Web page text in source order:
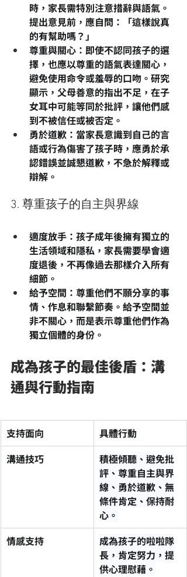
時，家長需特別注意措辭與語氣。
提出意見前，應自問：「這樣說真
的有幫助嗎？」
尊重與關心 ：即使不認同孩子的選
擇，也應以尊重的語氣表達關心，
避免使用命令或羞辱的口吻。研究
顯示，父母善意的指出不足，在子
女耳中可能等同於批評，讓他們感
到不被信任或被否定。
勇於道歉 ：當家長意識到自己的言
語或行為傷害了孩子時，應勇於承
認錯誤並誠懇道歉，不急於解釋或
辯解。
3. 尊重孩子的自主與界線
適度放手 ：孩子成年後擁有獨立的
生活領域和隱私，家長需要學會適
度退後，不再像過去那樣介入所有
細節。
給予空間 ：尊重他們不願分享的事
情、作息和聯繫節奏。給予空間並
非不關心，而是表示尊重他們作為
獨立個體的身份。
成為孩子的最佳後盾：溝
通與行動指南
支持面向
具體行動
溝通技巧
積極傾聽、避免批
評、尊重自主與界
線、勇於道歉、無
條件肯定、保持耐
心。
情感支持
成為孩子的啦啦隊
長，肯定努力，提
供心理慰藉。